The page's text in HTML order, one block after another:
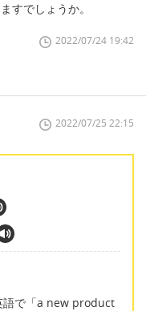
すでしょうか。
2022/07/24 19:42
2022/07/25 22:15
語で「a new product